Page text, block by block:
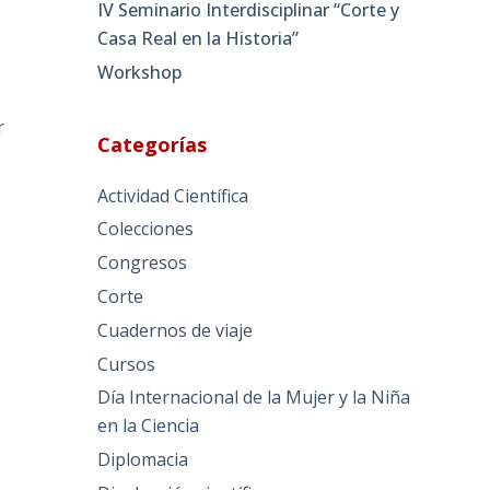
IV Seminario Interdisciplinar “Corte y
Casa Real en la Historia”
Workshop
Categorías
Actividad Científica
Colecciones
Congresos
Corte
Cuadernos de viaje
Cursos
Día Internacional de la Mujer y la Niña
en la Ciencia
Diplomacia